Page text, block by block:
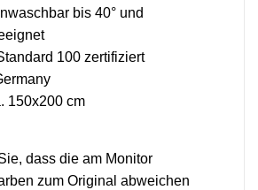
bis 40° und
100 zertifiziert
150x200 cm
dass die am Monitor
zum Original abweichen